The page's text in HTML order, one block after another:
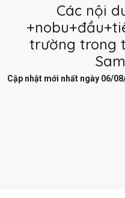
Các nội
trường trong
Cập nhật mới nhất ngày 06/